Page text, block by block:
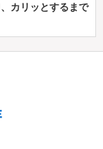
カリッとするまで